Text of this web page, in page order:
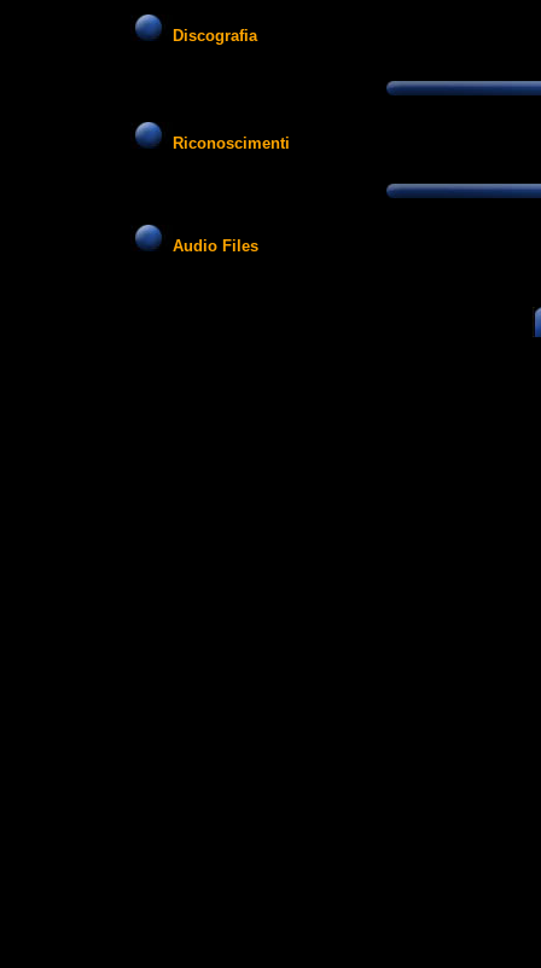
Discografia
Riconoscimenti
Audio Files